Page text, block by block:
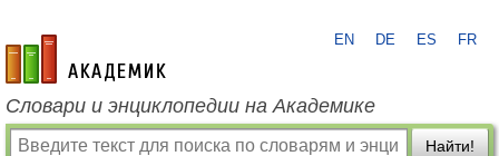
academic.ru
EN DE ES FR
Словари и энциклопедии на Академике
Найти!